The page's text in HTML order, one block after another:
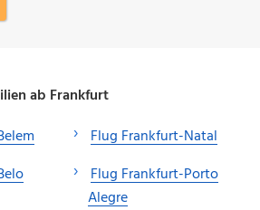
ab Frankfurt
Flug Frankfurt-Natal
Flug Frankfurt-Porto
Alegre